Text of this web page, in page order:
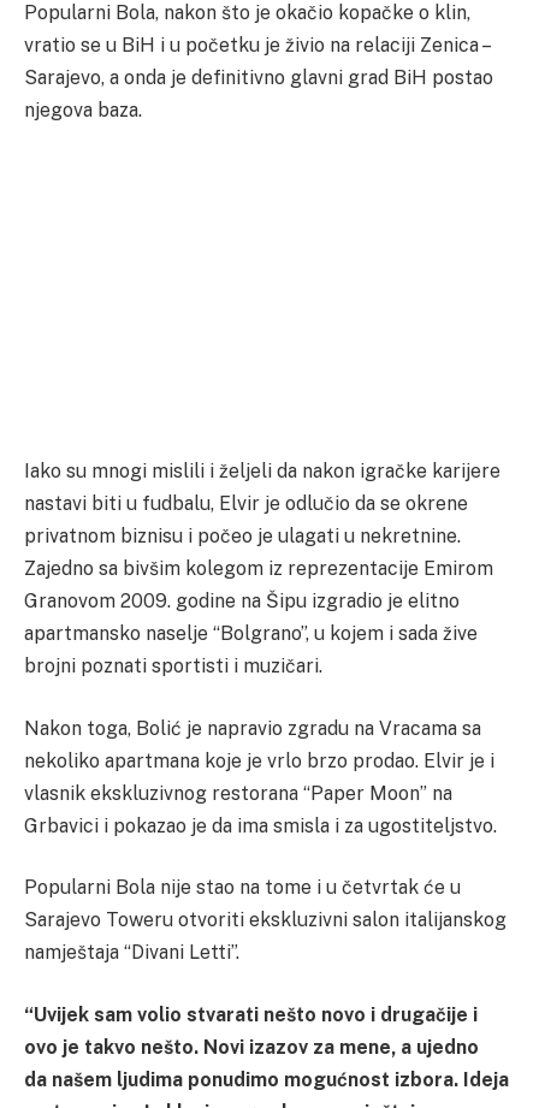
Popularni Bola, nakon što je okačio kopačke o klin,
vratio se u BiH i u početku je živio na relaciji Zenica –
Sarajevo, a onda je definitivno glavni grad BiH postao
njegova baza.
Iako su mnogi mislili i željeli da nakon igračke karijere
nastavi biti u fudbalu, Elvir je odlučio da se okrene
privatnom biznisu i počeo je ulagati u nekretnine.
Zajedno sa bivšim kolegom iz reprezentacije Emirom
Granovom 2009. godine na Šipu izgradio je elitno
apartmansko naselje “Bolgrano”, u kojem i sada žive
brojni poznati sportisti i muzičari.
Nakon toga, Bolić je napravio zgradu na Vracama sa
nekoliko apartmana koje je vrlo brzo prodao. Elvir je i
vlasnik ekskluzivnog restorana “Paper Moon” na
Grbavici i pokazao je da ima smisla i za ugostiteljstvo.
Popularni Bola nije stao na tome i u četvrtak će u
Sarajevo Toweru otvoriti ekskluzivni salon italijanskog
namještaja “Divani Letti”.
“Uvijek sam volio stvarati nešto novo i drugačije i
ovo je takvo nešto. Novi izazov za mene, a ujedno
da našem ljudima ponudimo mogućnost izbora. Ideja